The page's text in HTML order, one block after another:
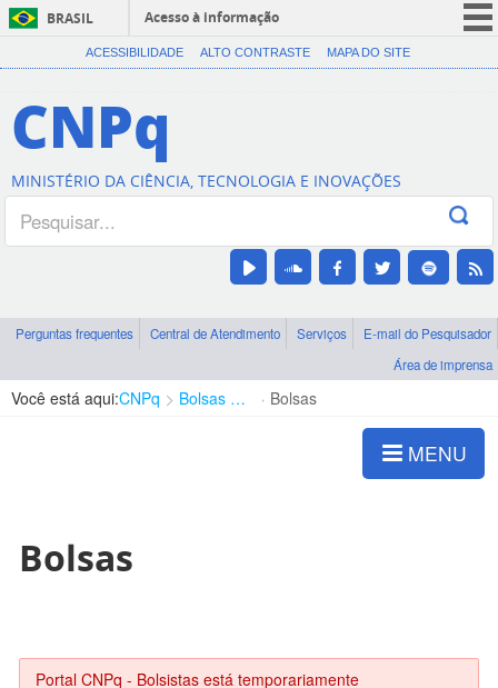
BRASIL
Acesso à informação
CORONAVÍRUS (COVID-19)
Canais
ACESSIBILIDADE ALTO CONTRASTE MAPA DO SITE
CNPq
MINISTÉRIO DA CIÊNCIA, TECNOLOGIA E INOVAÇÕES
Perguntas frequentes Central de Atendimento Serviços
E-mail do Pesquisador
Área de imprensa
Você está aqui:CNPq Bolsas e Auxílios Vigentes Bolsas
MENU
Bolsas
Portal CNPq - Bolsistas está temporariamente